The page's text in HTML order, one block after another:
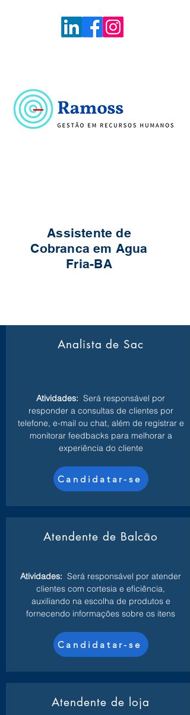
Assistente de
Cobranca em Agua
Fria-BA
Analista de Sac
Atividades: Será responsável por
responder a consultas de clientes por
telefone, e-mail ou chat, além de registrar e
monitorar feedbacks para melhorar a
experiência do cliente
Candidatar-se
Atendente de Balcão
Atividades: Será responsável por atender
clientes com cortesia e eficiência,
auxiliando na escolha de produtos e
fornecendo informações sobre os itens
Candidatar-se
Atendente de loja